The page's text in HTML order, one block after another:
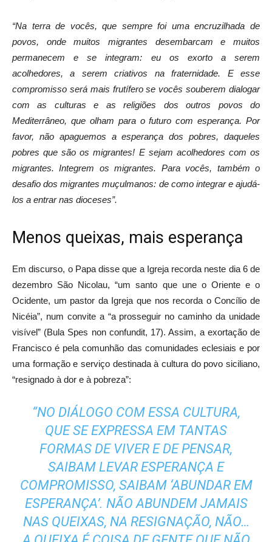
“Na terra de vocês, que sempre foi uma encruzilhada de
povos, onde muitos migrantes desembarcam e muitos
permanecem e se integram: eu os exorto a serem
acolhedores, a serem criativos na fraternidade. E esse
compromisso será mais frutífero se vocês souberem dialogar
com as culturas e as religiões dos outros povos do
Mediterrâneo, que olham para o futuro com esperança. Por
favor, não apaguemos a esperança dos pobres, daqueles
pobres que são os migrantes! E sejam acolhedores com os
migrantes. Integrem os migrantes. Para vocês, também o
desafio dos migrantes muçulmanos: de como integrar e ajudá-
los a entrar nas dioceses”.
Menos queixas, mais esperança
Em discurso, o Papa disse que a Igreja recorda neste dia 6 de
dezembro São Nicolau, “um santo que une o Oriente e o
Ocidente, um pastor da Igreja que nos recorda o Concílio de
Nicéia”, num convite a “a prosseguir no caminho da unidade
visível” (Bula Spes non confundit, 17). Assim, a exortação de
Francisco é pela comunhão das comunidades eclesiais e por
uma formação e serviço destinada à cultura do povo siciliano,
“resignado à dor e à pobreza”:
“NO DIÁLOGO COM ESSA CULTURA,
QUE SE EXPRESSA EM TANTAS
FORMAS DE VIVER E DE PENSAR,
SAIBAM LEVAR ESPERANÇA E
COMPROMISSO, SAIBAM ‘ABUNDAR EM
ESPERANÇA’. NÃO ABUNDEM JAMAIS
NAS QUEIXAS, NA RESIGNAÇÃO, NÃO…